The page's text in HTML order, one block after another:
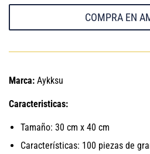
COMPRA EN
Marca: Aykksu
Caracteristicas:
Tamaño: 30 cm x 40 cm
Características: 100 piezas de